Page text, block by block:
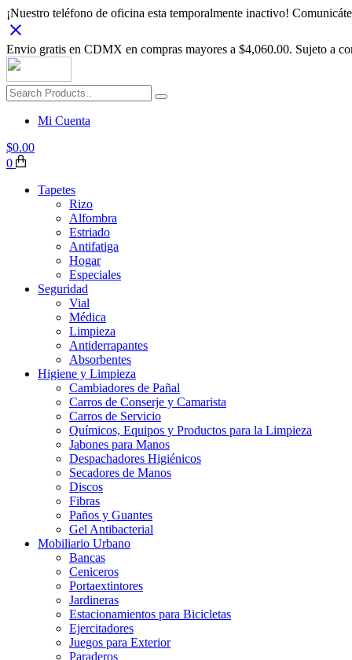
¡Nuestro teléfono de oficina esta temporalmente inactivo!
Envio gratis en CDMX en compras mayores a $4,060.00. Sujeto a
Mi Cuenta
$0.00
0
Tapetes
Rizo
Alfombra
Estriado
Antifatiga
Hogar
Especiales
Seguridad
Vial
Médica
Limpieza
Antiderrapantes
Absorbentes
Higiene y Limpieza
Cambiadores de Pañal
Carros de Conserje y Camarista
Carros de Servicio
Químicos, Equipos y Productos para la Limpieza
Jabones para Manos
Despachadores Higiénicos
Secadores de Manos
Discos
Fibras
Paños y Guantes
Gel Antibacterial
Mobiliario Urbano
Bancas
Ceniceros
Portaextintores
Jardineras
Estacionamientos para Bicicletas
Ejercitadores
Juegos para Exterior
Paraderos